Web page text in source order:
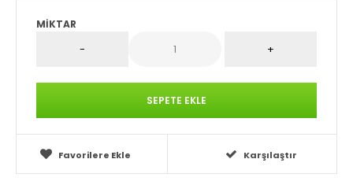
MIKTAR
Favorilere Ekle Karşılaştır